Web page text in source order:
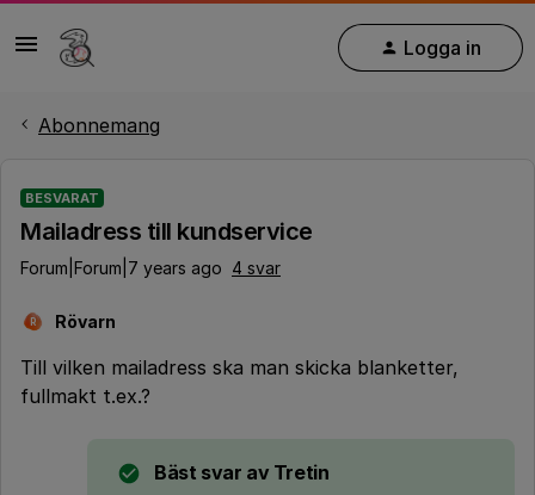
Logga in
Abonnemang
BESVARAT
Mailadress till kundservice
Forum|Forum|7 years ago 4 svar
R Rövarn
Till vilken mailadress ska man skicka blanketter,
fullmakt t.ex.?
Bäst svar av Tretin